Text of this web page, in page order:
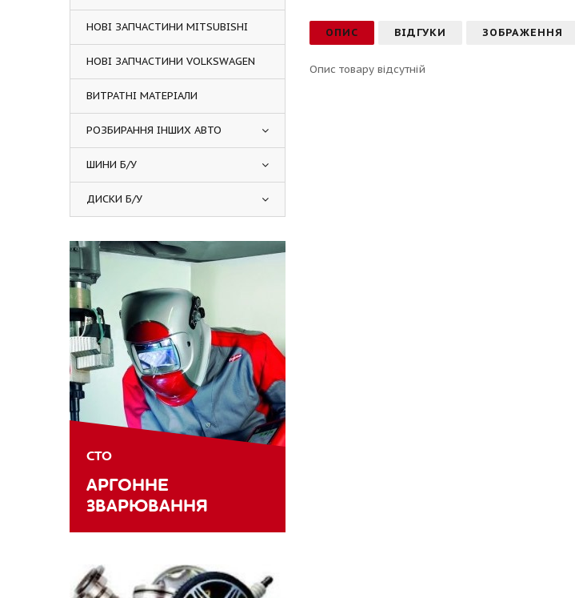
ОПИС ВІДГУКИ ЗОБРАЖЕННЯ
Опис товару відсутній
НОВІ ЗАПЧАСТИНИ MITSUBISHI
НОВІ ЗАПЧАСТИНИ VOLKSWAGEN
ВИТРАТНІ МАТЕРІАЛИ
РОЗБИРАННЯ ІНШИХ АВТО
ШИНИ Б/У
ДИСКИ Б/У
СТО
АРГОННЕ
ЗВАРЮВАННЯ